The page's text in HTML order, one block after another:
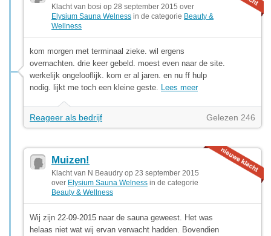
Klacht van bosi op 28 september 2015 over
Elysium Sauna Welness in de categorie Beauty &
Wellness
kom morgen met terminaal zieke. wil ergens
overnachten. drie keer gebeld. moest even naar de site.
werkelijk ongelooflijk. kom er al jaren. en nu ff hulp
nodig. lijkt me toch een kleine geste. Lees meer
Reageer als bedrijf Gelezen 246
Muizen!
Klacht van N Beaudry op 23 september 2015
over Elysium Sauna Welness in de categorie
Beauty & Wellness
Wij zijn 22-09-2015 naar de sauna geweest. Het was
helaas niet wat wij ervan verwacht hadden. Bovendien